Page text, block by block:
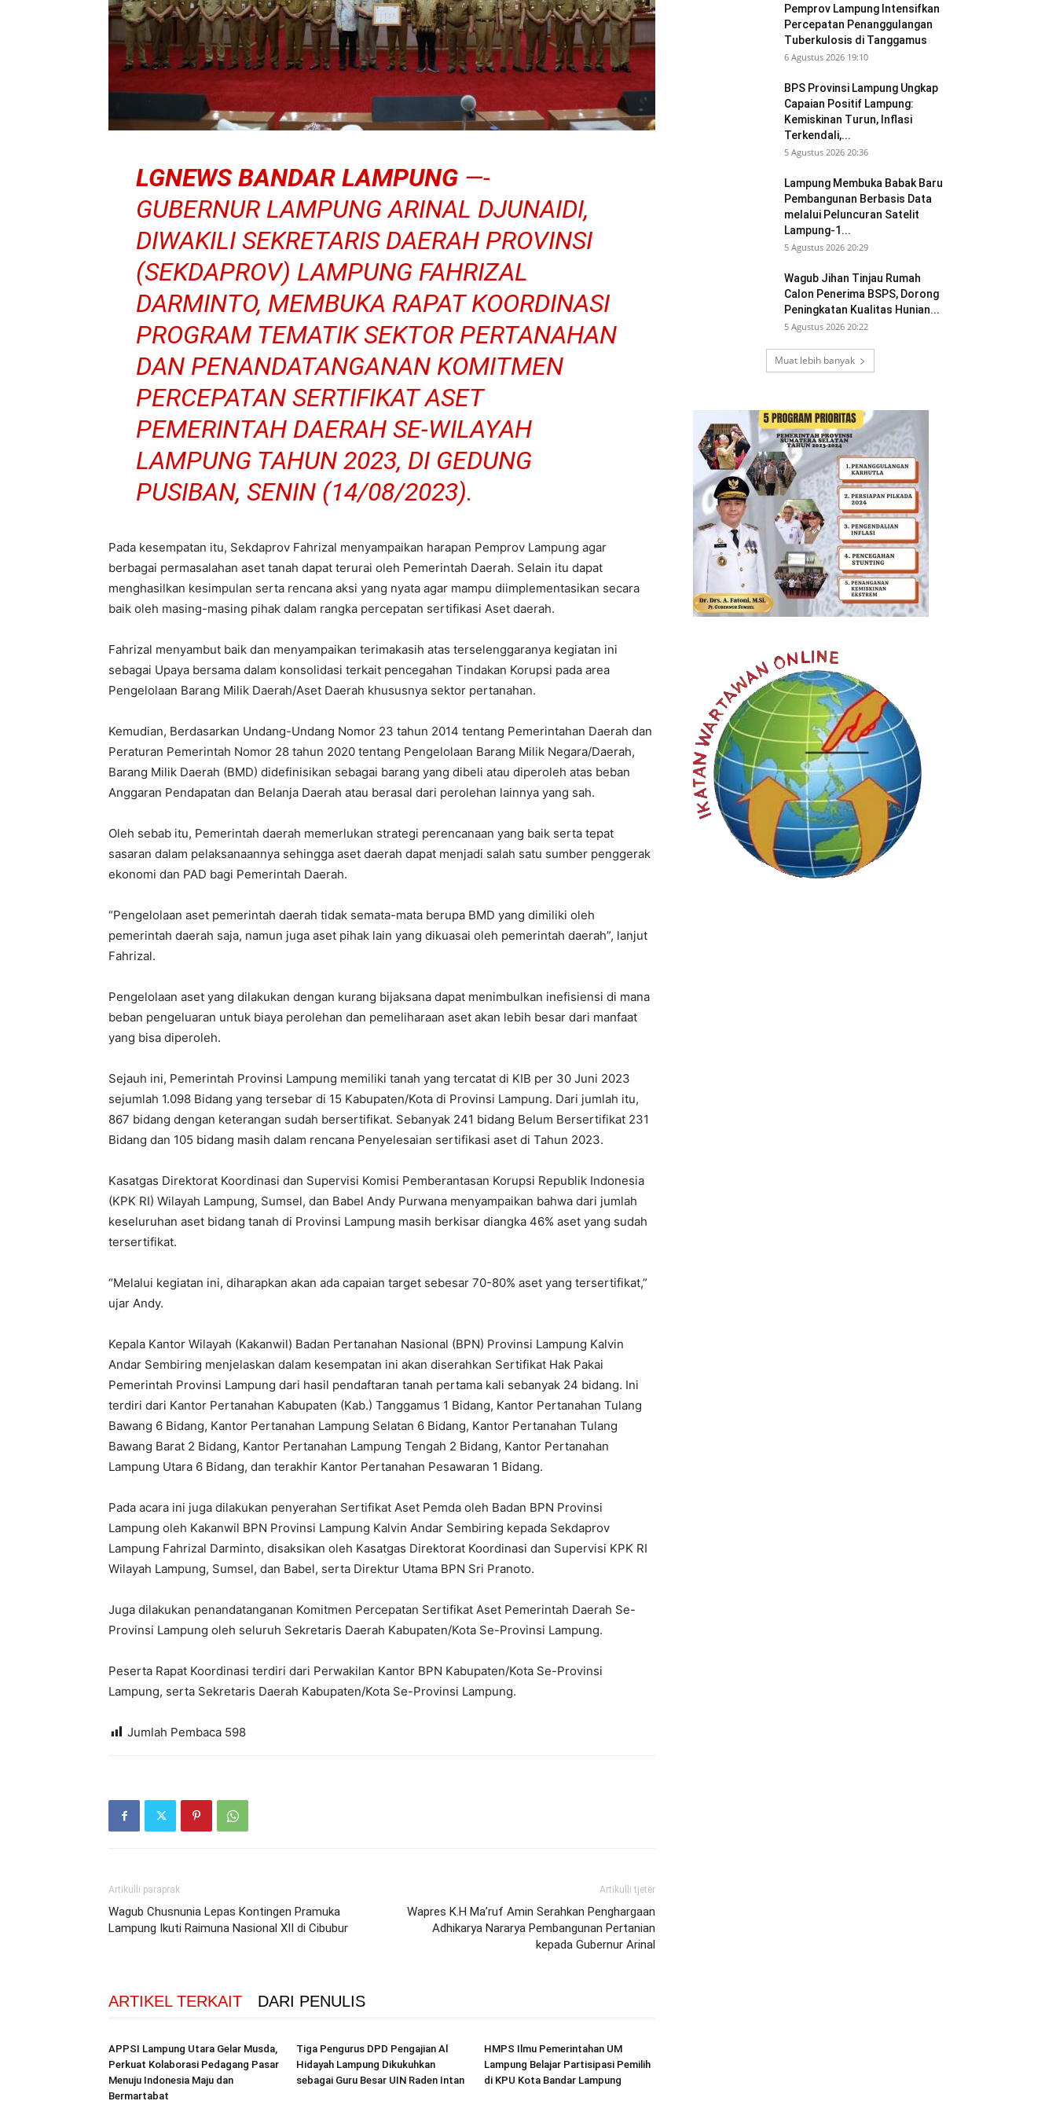
LGNEWS BANDAR LAMPUNG—-
GUBERNUR LAMPUNG ARINAL DJUNAIDI,
DIWAKILI SEKRETARIS DAERAH PROVINSI
(SEKDAPROV) LAMPUNG FAHRIZAL
DARMINTO, MEMBUKA RAPAT KOORDINASI
PROGRAM TEMATIK SEKTOR PERTANAHAN
DAN PENANDATANGANAN KOMITMEN
PERCEPATAN SERTIFIKAT ASET
PEMERINTAH DAERAH SE-WILAYAH
LAMPUNG TAHUN 2023, DI GEDUNG
PUSIBAN, SENIN (14/08/2023).
Pada kesempatan itu, Sekdaprov Fahrizal menyampaikan harapan Pemprov Lampung agar
berbagai permasalahan aset tanah dapat terurai oleh Pemerintah Daerah. Selain itu dapat
menghasilkan kesimpulan serta rencana aksi yang nyata agar mampu diimplementasikan secara
baik oleh masing-masing pihak dalam rangka percepatan sertifikasi Aset daerah.
Fahrizal menyambut baik dan menyampaikan terimakasih atas terselenggaranya kegiatan ini
sebagai Upaya bersama dalam konsolidasi terkait pencegahan Tindakan Korupsi pada area
Pengelolaan Barang Milik Daerah/Aset Daerah khususnya sektor pertanahan.
Kemudian, Berdasarkan Undang-Undang Nomor 23 tahun 2014 tentang Pemerintahan Daerah dan
Peraturan Pemerintah Nomor 28 tahun 2020 tentang Pengelolaan Barang Milik Negara/Daerah,
Barang Milik Daerah (BMD) didefinisikan sebagai barang yang dibeli atau diperoleh atas beban
Anggaran Pendapatan dan Belanja Daerah atau berasal dari perolehan lainnya yang sah.
Oleh sebab itu, Pemerintah daerah memerlukan strategi perencanaan yang baik serta tepat
sasaran dalam pelaksanaannya sehingga aset daerah dapat menjadi salah satu sumber penggerak
ekonomi dan PAD bagi Pemerintah Daerah.
“Pengelolaan aset pemerintah daerah tidak semata-mata berupa BMD yang dimiliki oleh
pemerintah daerah saja, namun juga aset pihak lain yang dikuasai oleh pemerintah daerah”, lanjut
Fahrizal.
Pengelolaan aset yang dilakukan dengan kurang bijaksana dapat menimbulkan inefisiensi di mana
beban pengeluaran untuk biaya perolehan dan pemeliharaan aset akan lebih besar dari manfaat
yang bisa diperoleh.
Sejauh ini, Pemerintah Provinsi Lampung memiliki tanah yang tercatat di KIB per 30 Juni 2023
sejumlah 1.098 Bidang yang tersebar di 15 Kabupaten/Kota di Provinsi Lampung. Dari jumlah itu,
867 bidang dengan keterangan sudah bersertifikat. Sebanyak 241 bidang Belum Bersertifikat 231
Bidang dan 105 bidang masih dalam rencana Penyelesaian sertifikasi aset di Tahun 2023.
Kasatgas Direktorat Koordinasi dan Supervisi Komisi Pemberantasan Korupsi Republik Indonesia
(KPK RI) Wilayah Lampung, Sumsel, dan Babel Andy Purwana menyampaikan bahwa dari jumlah
keseluruhan aset bidang tanah di Provinsi Lampung masih berkisar diangka 46% aset yang sudah
tersertifikat.
“Melalui kegiatan ini, diharapkan akan ada capaian target sebesar 70-80% aset yang tersertifikat,”
ujar Andy.
Kepala Kantor Wilayah (Kakanwil) Badan Pertanahan Nasional (BPN) Provinsi Lampung Kalvin
Andar Sembiring menjelaskan dalam kesempatan ini akan diserahkan Sertifikat Hak Pakai
Pemerintah Provinsi Lampung dari hasil pendaftaran tanah pertama kali sebanyak 24 bidang. Ini
terdiri dari Kantor Pertanahan Kabupaten (Kab.) Tanggamus 1 Bidang, Kantor Pertanahan Tulang
Bawang 6 Bidang, Kantor Pertanahan Lampung Selatan 6 Bidang, Kantor Pertanahan Tulang
Bawang Barat 2 Bidang, Kantor Pertanahan Lampung Tengah 2 Bidang, Kantor Pertanahan
Lampung Utara 6 Bidang, dan terakhir Kantor Pertanahan Pesawaran 1 Bidang.
Pada acara ini juga dilakukan penyerahan Sertifikat Aset Pemda oleh Badan BPN Provinsi
Lampung oleh Kakanwil BPN Provinsi Lampung Kalvin Andar Sembiring kepada Sekdaprov
Lampung Fahrizal Darminto, disaksikan oleh Kasatgas Direktorat Koordinasi dan Supervisi KPK RI
Wilayah Lampung, Sumsel, dan Babel, serta Direktur Utama BPN Sri Pranoto.
Juga dilakukan penandatanganan Komitmen Percepatan Sertifikat Aset Pemerintah Daerah Se-
Provinsi Lampung oleh seluruh Sekretaris Daerah Kabupaten/Kota Se-Provinsi Lampung.
Peserta Rapat Koordinasi terdiri dari Perwakilan Kantor BPN Kabupaten/Kota Se-Provinsi
Lampung, serta Sekretaris Daerah Kabupaten/Kota Se-Provinsi Lampung.
Jumlah Pembaca 598
Artikulli paraprak
Wagub Chusnunia Lepas Kontingen Pramuka
Lampung Ikuti Raimuna Nasional XII di Cibubur
Artikulli tjetër
Wapres K.H Ma’ruf Amin Serahkan Penghargaan
Adhikarya Nararya Pembangunan Pertanian
kepada Gubernur Arinal
ARTIKEL TERKAIT DARI PENULIS
APPSI Lampung Utara Gelar Musda,
Perkuat Kolaborasi Pedagang Pasar
Menuju Indonesia Maju dan
Bermartabat
Tiga Pengurus DPD Pengajian Al
Hidayah Lampung Dikukuhkan
sebagai Guru Besar UIN Raden Intan
HMPS Ilmu Pemerintahan UM
Lampung Belajar Partisipasi Pemilih
di KPU Kota Bandar Lampung
Pemprov Lampung Intensifkan
Percepatan Penanggulangan
Tuberkulosis di Tanggamus
6 Agustus 2026 19:10
BPS Provinsi Lampung Ungkap
Capaian Positif Lampung:
Kemiskinan Turun, Inflasi
Terkendali,...
5 Agustus 2026 20:36
Lampung Membuka Babak Baru
Pembangunan Berbasis Data
melalui Peluncuran Satelit
Lampung-1...
5 Agustus 2026 20:29
Wagub Jihan Tinjau Rumah
Calon Penerima BSPS, Dorong
Peningkatan Kualitas Hunian...
5 Agustus 2026 20:22
Muat lebih banyak